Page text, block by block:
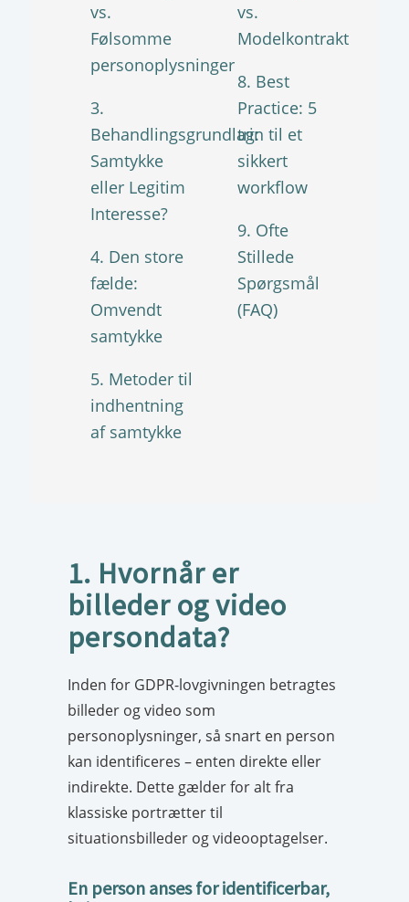
vs.
Følsomme
personoplysninger
3.
Behandlingsgrundlag:
Samtykke
eller Legitim
Interesse?
4. Den store
fælde:
Omvendt
samtykke
5. Metoder til
indhentning
af samtykke
vs.
Modelkontrakt
8. Best
Practice: 5
trin til et
sikkert
workflow
9. Ofte
Stillede
Spørgsmål
(FAQ)
1. Hvornår er
billeder og video
persondata?
Inden for GDPR-lovgivningen betragtes
billeder og video som
personoplysninger, så snart en person
kan identificeres – enten direkte eller
indirekte. Dette gælder for alt fra
klassiske portrætter til
situationsbilleder og videooptagelser.
En person anses for identificerbar,